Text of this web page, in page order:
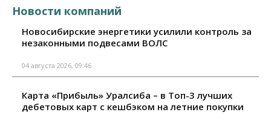
Новости компаний
Новосибирские энергетики усилили контроль за
незаконными подвесами ВОЛС
04 августа 2026, 09:46
Карта «Прибыль» Уралсиба – в Топ-3 лучших
дебетовых карт с кешбэком на летние покупки